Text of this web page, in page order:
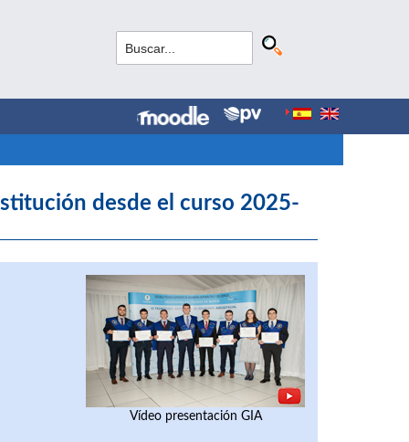
desde el curso 2025-
Vídeo presentación GIA